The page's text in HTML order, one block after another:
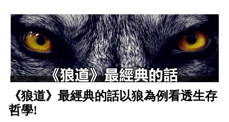
《狼道》最經典的話以狼為例看透生存
哲學!